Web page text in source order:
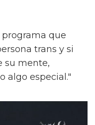
programa que
trans y si
su mente,
algo especial."